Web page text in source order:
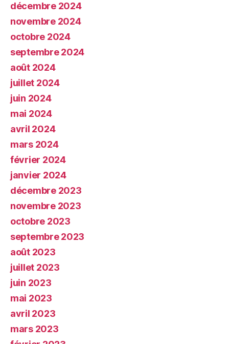
décembre 2024
novembre 2024
octobre 2024
septembre 2024
août 2024
juillet 2024
juin 2024
mai 2024
avril 2024
mars 2024
février 2024
janvier 2024
décembre 2023
novembre 2023
octobre 2023
septembre 2023
août 2023
juillet 2023
juin 2023
mai 2023
avril 2023
mars 2023